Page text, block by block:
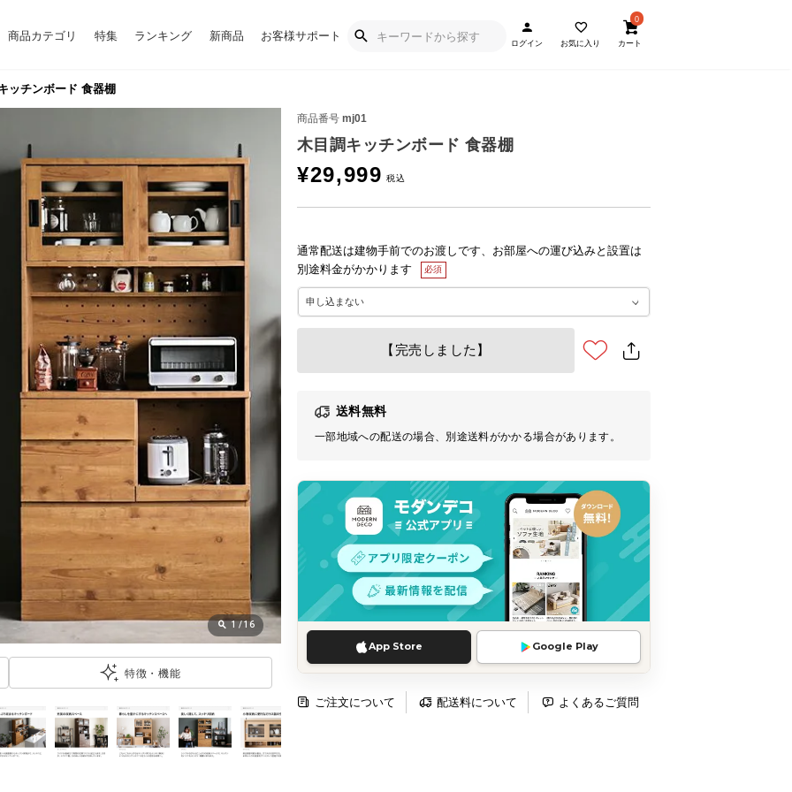
商品カテゴリ 特集 ランキング 新商品 お客様サポート
ログイン お気に入り
0
カート
ッチンボード 食器棚
商品番号 mj01
木目調キッチンボード 食器棚
¥29,999
通常配送は建物手前でのお渡しです、お部屋への運び込みと設置は
別途料金がかかります
【完売しました】
送料無料
一部地域への配送の場合、別途送料がかかる場合があります。
App Store Google Play
ご注文について 配送料について よくあるご質問
1 /16
特徴・機能